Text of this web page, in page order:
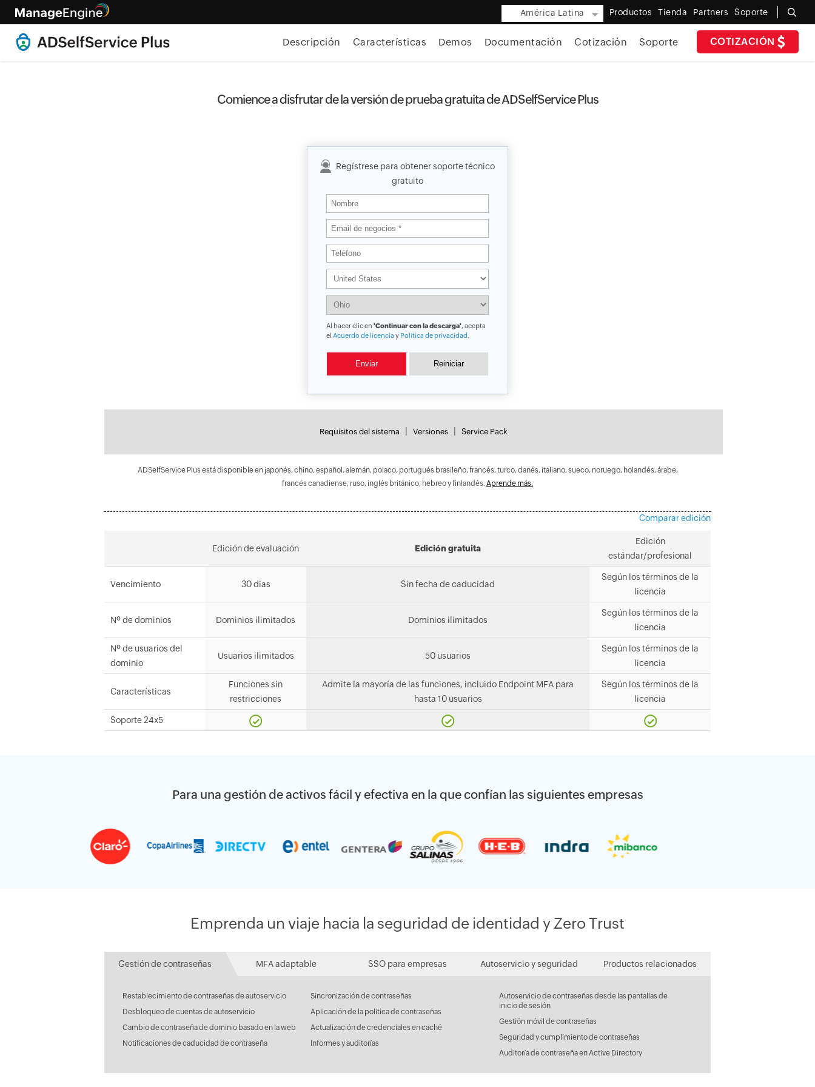
América Latina Productos Tienda Partners Soporte
COTIZACIÓN
Descripción Características Demos Documentación Cotización Soporte
Comience a disfrutar de la versión de prueba gratuita de ADSelfService Plus
Regístrese para obtener soporte técnico
gratuito
Al hacer clic en'Continuar con la descarga', acepta
elAcuerdo de licencia y Política de privacidad
Requisitos del sistema Versiones Service Pack
ADSelfService Plus está disponible en japonés, chino, español, alemán, polaco, portugués brasileño, francés, turco, danés, italiano, sueco, noruego, holandés, árabe,
francés canadiense, ruso, inglés británico, hebreo y finlandés.Aprende más.
Comparar edición
Edición de evaluación Edición gratuita
Edición
estándar/profesional
Vencimiento 30 dias Sin fecha de caducidad
Según los términos de la
licencia
Nº de dominios Dominios ilimitados Dominios ilimitados
Según los términos de la
licencia
Nº de usuarios del
dominio
Usuarios ilimitados 50 usuarios
Según los términos de la
licencia
Características
Funciones sin
restricciones
Admite la mayoría de las funciones, incluido Endpoint MFA para
hasta 10 usuarios
Según los términos de la
licencia
Soporte 24x5
Para una gestión de activos fácil y efectiva en la que confían las siguientes empresas
Emprenda un viaje hacia la seguridad de identidad y Zero Trust
Gestión de contraseñas MFA adaptable SSO para empresas Autoservicio y seguridad Productos relacionados
Restablecimiento de contraseñas de autoservicio
Desbloqueo de cuentas de autoservicio
Cambio de contraseña de dominio basado en la web
Notificaciones de caducidad de contraseña
Sincronización de contraseñas
Aplicación de la política de contraseñas
Actualización de credenciales en caché
Informes y auditorías
Autoservicio de contraseñas desde las pantallas de
inicio de sesión
Gestión móvil de contraseñas
Seguridad y cumplimiento de contraseñas
Auditoría de contraseña en Active Directory